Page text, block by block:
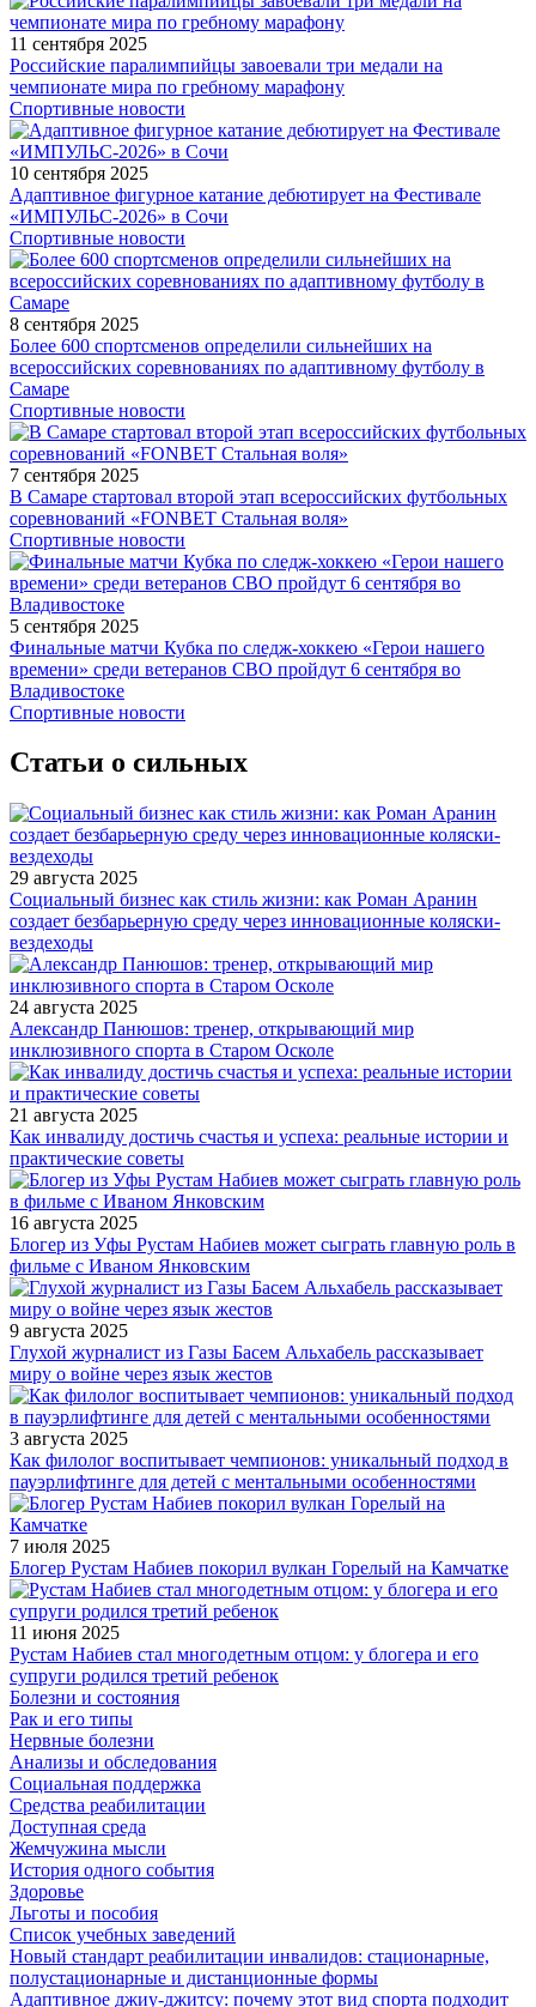
11 сентября 2025
Российские паралимпийцы завоевали три медали на
чемпионате мира по гребному марафону
Спортивные новости
10 сентября 2025
Адаптивное фигурное катание дебютирует на Фестивале
«ИМПУЛЬС-2026» в Сочи
Спортивные новости
8 сентября 2025
Более 600 спортсменов определили сильнейших на
всероссийских соревнованиях по адаптивному футболу в
Самаре
Спортивные новости
7 сентября 2025
В Самаре стартовал второй этап всероссийских футбольных
соревнований «FONBET Стальная воля»
Спортивные новости
5 сентября 2025
Финальные матчи Кубка по следж-хоккею «Герои нашего
времени» среди ветеранов СВО пройдут 6 сентября во
Владивостоке
Спортивные новости
Статьи о сильных
29 августа 2025
Социальный бизнес как стиль жизни: как Роман Аранин
создает безбарьерную среду через инновационные коляски-
вездеходы
24 августа 2025
Александр Панюшов: тренер, открывающий мир
инклюзивного спорта в Старом Осколе
21 августа 2025
Как инвалиду достичь счастья и успеха: реальные истории и
практические советы
16 августа 2025
Блогер из Уфы Рустам Набиев может сыграть главную роль в
фильме с Иваном Янковским
9 августа 2025
Глухой журналист из Газы Басем Альхабель рассказывает
миру о войне через язык жестов
3 августа 2025
Как филолог воспитывает чемпионов: уникальный подход в
пауэрлифтинге для детей с ментальными особенностями
7 июля 2025
Блогер Рустам Набиев покорил вулкан Горелый на Камчатке
11 июня 2025
Рустам Набиев стал многодетным отцом: у блогера и его
супруги родился третий ребенок
Болезни и состояния
Рак и его типы
Нервные болезни
Анализы и обследования
Социальная поддержка
Средства реабилитации
Доступная среда
Жемчужина мысли
История одного события
Здоровье
Льготы и пособия
Список учебных заведений
Новый стандарт реабилитации инвалидов: стационарные,
полустационарные и дистанционные формы
Адаптивное джиу-джитсу: почему этот вид спорта подходит